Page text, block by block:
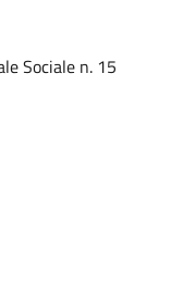
Sociale n. 15